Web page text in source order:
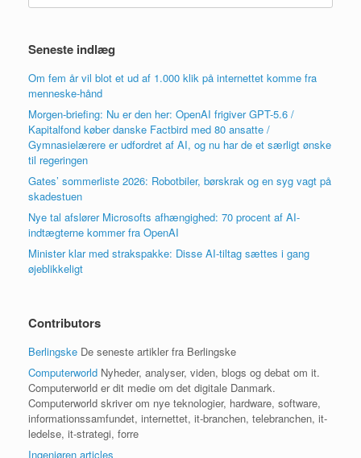
Seneste indlæg
Om fem år vil blot et ud af 1.000 klik på internettet komme fra
menneske-hånd
Morgen-briefing: Nu er den her: OpenAI frigiver GPT-5.6 /
Kapitalfond køber danske Factbird med 80 ansatte /
Gymnasielærere er udfordret af AI, og nu har de et særligt ønske
til regeringen
Gates’ sommerliste 2026: Robotbiler, børskrak og en syg vagt på
skadestuen
Nye tal afslører Microsofts afhængighed: 70 procent af AI-
indtægterne kommer fra OpenAI
Minister klar med strakspakke: Disse AI-tiltag sættes i gang
øjeblikkeligt
Contributors
Berlingske De seneste artikler fra Berlingske
Computerworld Nyheder, analyser, viden, blogs og debat om it.
Computerworld er dit medie om det digitale Danmark.
Computerworld skriver om nye teknologier, hardware, software,
informationssamfundet, internettet, it-branchen, telebranchen, it-
ledelse, it-strategi, forre
Ingeniøren articles